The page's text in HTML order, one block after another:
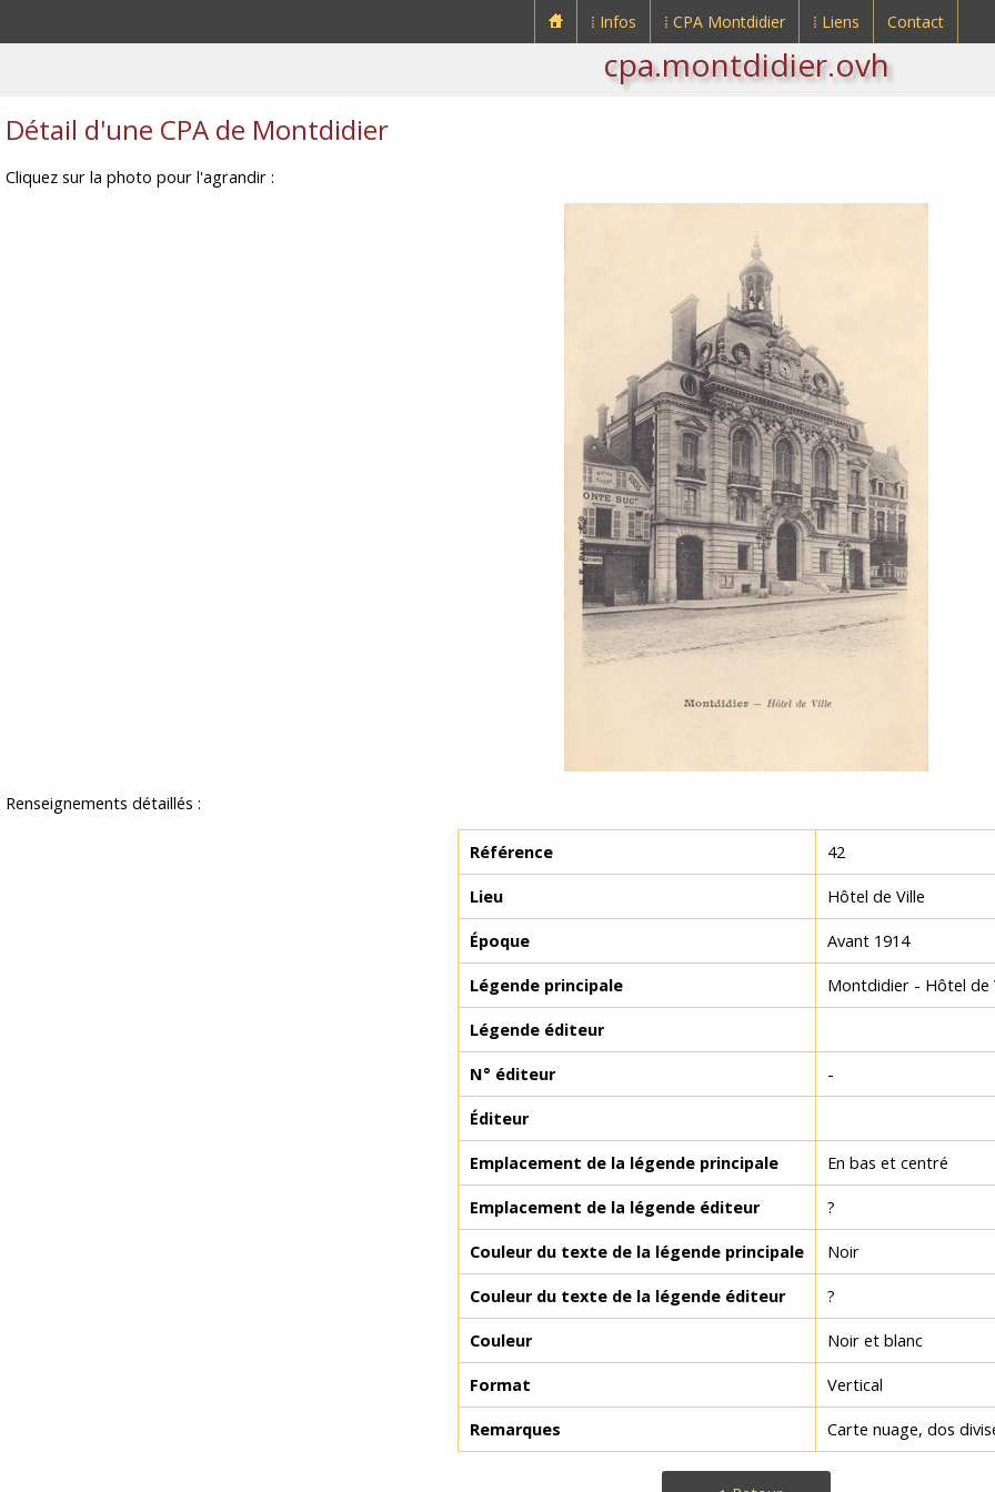
⁞ Infos ⁞ CPA Montdidier ⁞ Liens Contact
cpa.montdidier.ovh
Détail d'une CPA de Montdidier
Cliquez sur la photo pour l'agrandir :
Renseignements détaillés :
Référence 42
Lieu Hôtel de Ville
Époque Avant 1914
Légende principale Montdidier - Hôtel de
Légende éditeur
N° éditeur -
Éditeur
Emplacement de la légende principale En bas et centré
Emplacement de la légende éditeur ?
Couleur du texte de la légende principale Noir
Couleur du texte de la légende éditeur ?
Couleur Noir et blanc
Format Vertical
Remarques Carte nuage, dos